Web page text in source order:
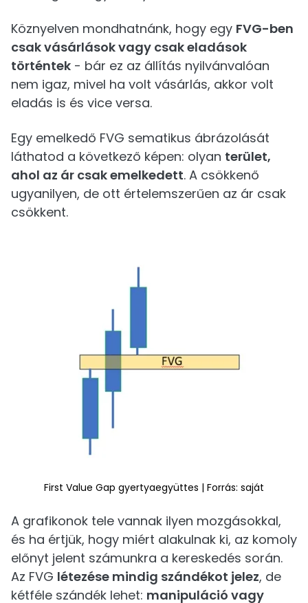
Köznyelven mondhatnánk, hogy egy FVG-ben
csak vásárlások vagy csak eladások
történtek - bár ez az állítás nyilvánvalóan
nem igaz, mivel ha volt vásárlás, akkor volt
eladás is és vice versa.
Egy emelkedő FVG sematikus ábrázolását
láthatod a következő képen: olyan terület,
ahol az ár csak emelkedett. A csökkenő
ugyanilyen, de ott értelemszerűen az ár csak
csökkent.
First Value Gap gyertyaegyüttes | Forrás: saját
A grafikonok tele vannak ilyen mozgásokkal,
és ha értjük, hogy miért alakulnak ki, az komoly
előnyt jelent számunkra a kereskedés során.
Az FVG létezése mindig szándékot jelez, de
kétféle szándék lehet: manipuláció vagy